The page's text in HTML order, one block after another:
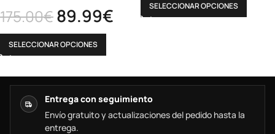
175.00€89.99€
SELECCIONAR OPCIONES
SELECCIONAR OPCIONES
Entrega con seguimiento
Envío gratuito y actualizaciones del pedido hasta la
entrega.